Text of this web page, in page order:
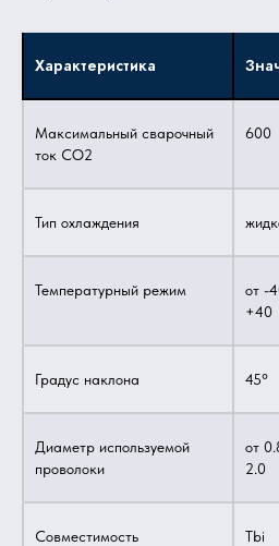
Характеристика
Максимальный сварочный
ток CO2
600
Тип охлаждения
Температурный режим
от -
+40
Градус наклона 45°
Диаметр используемой
проволоки
от
2.0
Совместимость Tbi